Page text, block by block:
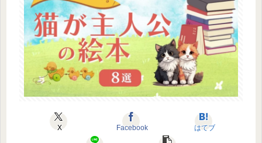
X Facebook はてブ